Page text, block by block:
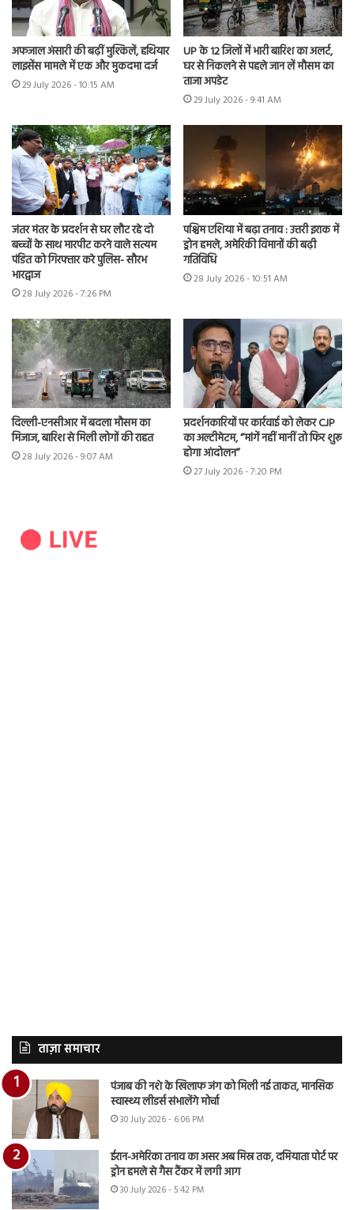
अफजाल अंसारी की बढ़ीं मुश्किलें, हथियार
लाइसेंस मामले में एक और मुकदमा दर्ज
29 July 2026 - 10:15 AM
UP के 12 जिलों में भारी बारिश का अलर्ट,
घर से निकलने से पहले जान लें मौसम का
ताजा अपडेट
29 July 2026 - 9:41 AM
जंतर मंतर के प्रदर्शन से घर लौट रहे दो
बच्चों के साथ मारपीट करने वाले सत्यम
पंडित को गिरफ्तार करे पुलिस- सौरभ
भारद्वाज
28 July 2026 - 7:26 PM
पश्चिम एशिया में बढ़ा तनाव : उत्तरी इराक में
ड्रोन हमले, अमेरिकी विमानों की बढ़ी
गतिविधि
28 July 2026 - 10:51 AM
दिल्ली-एनसीआर में बदला मौसम का
मिजाज, बारिश से मिली लोगों की राहत
28 July 2026 - 9:07 AM
प्रदर्शनकारियों पर कार्रवाई को लेकर CJP
का अल्टीमेटम, “मांगें नहीं मानीं तो फिर शुरू
होगा आंदोलन”
27 July 2026 - 7:20 PM
ताज़ा समाचार
पंजाब की नशे के खिलाफ जंग को मिली नई ताकत, मानसिक
स्वास्थ्य लीडर्स संभालेंगे मोर्चा
30 July 2026 - 6:06 PM
ईरान-अमेरिका तनाव का असर अब मिस्र तक, दमियाता पोर्ट पर
ड्रोन हमले से गैस टैंकर में लगी आग
30 July 2026 - 5:42 PM